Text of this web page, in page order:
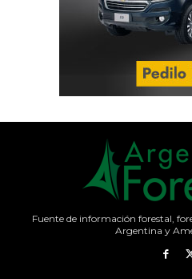
Fuente de información forestal,
Argentina y